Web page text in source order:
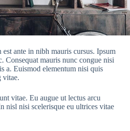
est ante in nibh mauris cursus. Ipsum
Consequat mauris nunc congue nisi
a. Euismod elementum nisi quis
vitae.
vitae. Eu augue ut lectus arcu
nisl nisi scelerisque eu ultrices vitae